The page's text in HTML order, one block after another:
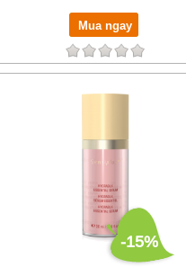
Mua ngay
-15%